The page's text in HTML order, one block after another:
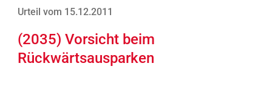
Urteil vom 15.12.2011
(2035) Vorsicht beim
Rückwärtsausparken